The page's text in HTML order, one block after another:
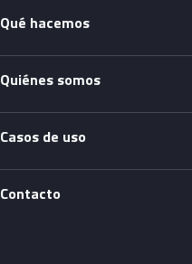
Qué hacemos
Quiénes somos
Casos de uso
Contacto